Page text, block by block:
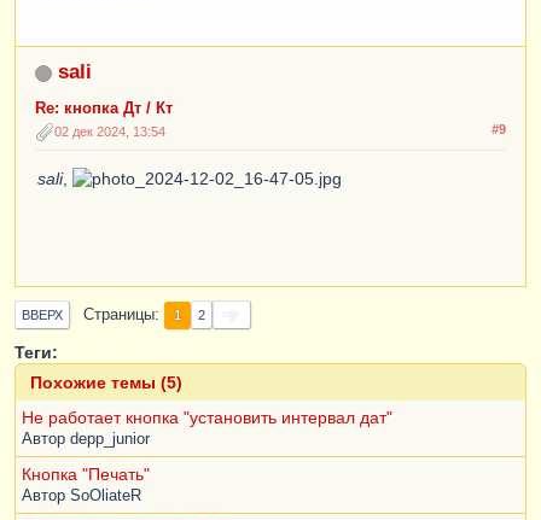
sali
Re: кнопка Дт / Кт
#9
02 дек 2024, 13:54
sali,
ВВЕРХ Страницы 1 2
Теги:
Похожие темы (5)
Не работает кнопка "установить интервал дат"
Автор depp_junior
Кнопка "Печать"
Автор SoOliateR